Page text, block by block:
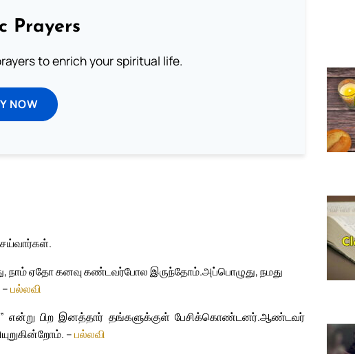
Prayers
to enrich your spiritual life.
NOW
நாம் ஏதோ கனவு கண்டவர்போல இருந்தோம்.அப்பொழுது, நமது
பல்லவி
என்று பிற இனத்தார் தங்களுக்குள் பேசிக்கொண்டனர்.ஆண்டவர்
–பல்லவி